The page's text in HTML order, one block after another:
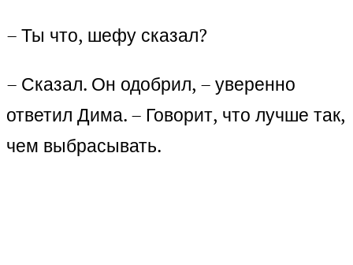
– Ты что, шефу сказал?
– Сказал. Он одобрил, – уверенно
ответил Дима. – Говорит, что лучше так,
чем выбрасывать.